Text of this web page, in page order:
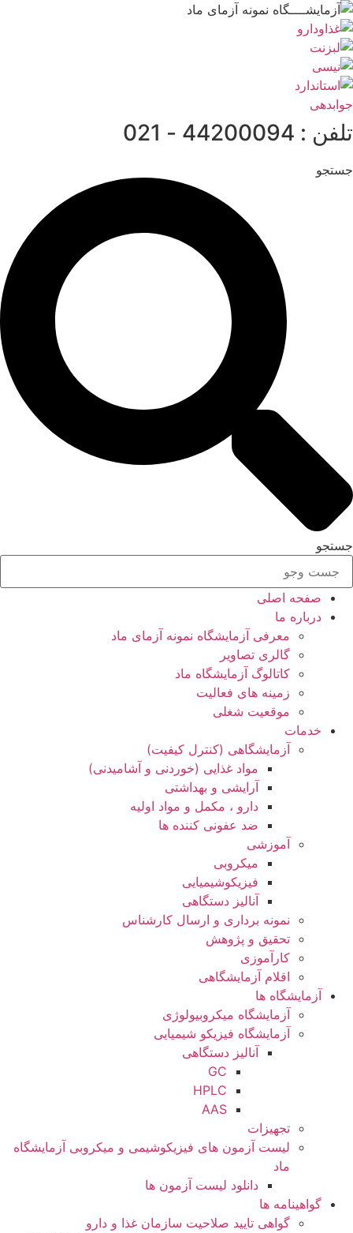
پرش
به
محتوا
جوابدهی
تلفن : 44200094 - 021
جستجو
جستجو
صفحه اصلی
درباره ما
معرفی آزمایشگاه نمونه آزمای ماد
گالری تصاویر
کاتالوگ آزمایشگاه ماد
زمینه های فعالیت
موقعیت شغلی
خدمات
آزمایشگاهی (کنترل کیفیت)
مواد غذایی (خوردنی و آشامیدنی)
آرایشی و بهداشتی
دارو ، مکمل و مواد اولیه
ضد عفونی کننده ها
آموزشی
میکروبی
فیزیکوشیمیایی
آنالیز دستگاهی
نمونه برداری و ارسال کارشناس
تحقیق و پژوهش
کارآموزی
اقلام آزمایشگاهی
آزمایشگاه ها
آزمایشگاه میکروبیولوژی
آزمایشگاه فیزیکو شیمیایی
آنالیز دستگاهی
GC
HPLC
AAS
تجهیزات
لیست آزمون های فیزیکوشیمی و میکروبی آزمایشگاه
ماد
دانلود لیست آزمون ها
گواهینامه ها
گواهی تایید صلاحیت سازمان غذا و دارو